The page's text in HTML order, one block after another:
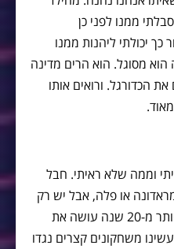
ממנו לפני כן
יכולתי ליהנות ממנו
מסוגל. הוא הרים מדינה
הכדורגל. ורואים אותו
וממה שלא ראיתי. חבל
או פלה, אבל יש רק
אחד שהתחיל בגיל צעיר וכבר יותר מ-20 שנה עושה את
משחקונים קצרים נגדו